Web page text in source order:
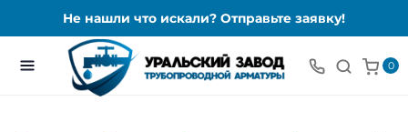
Не нашли что искали? Отправьте заявку!
0